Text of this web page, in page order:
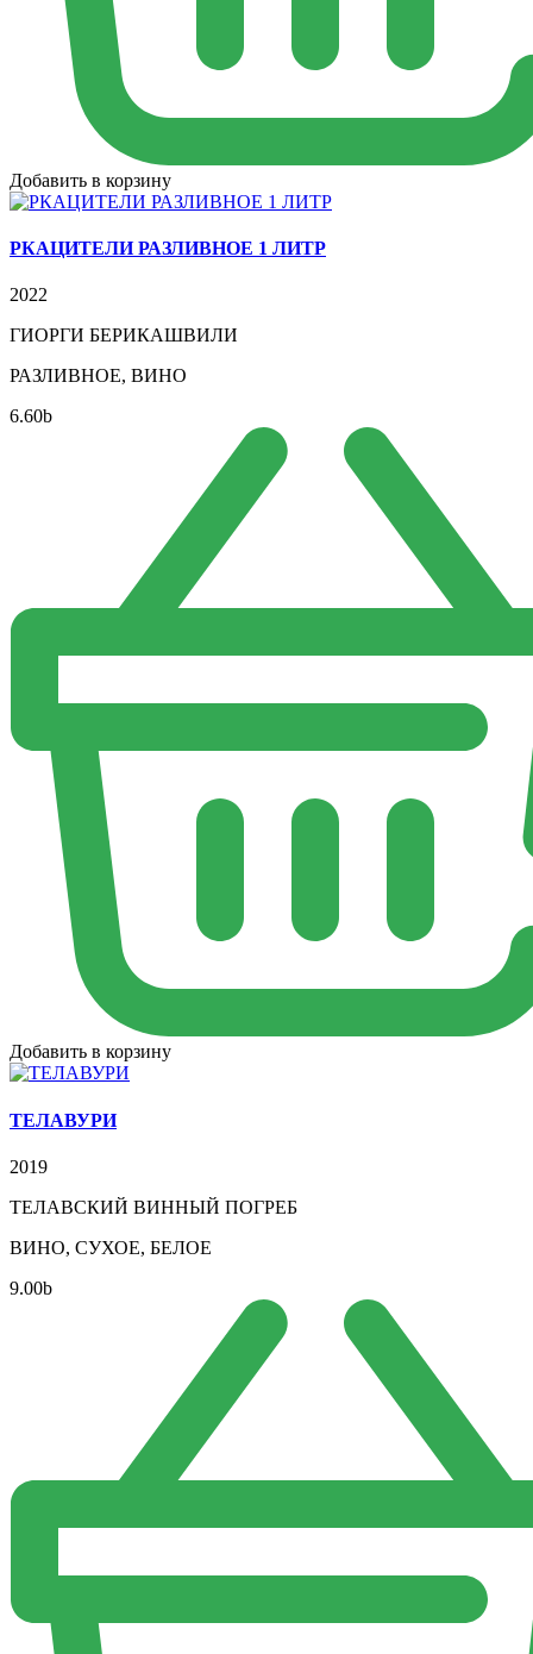
Добавить в корзину
РКАЦИТЕЛИ РАЗЛИВНОЕ 1 ЛИТР
2022
ГИОРГИ БЕРИКАШВИЛИ
РАЗЛИВНОЕ, ВИНО
6.60b
Добавить в корзину
ТЕЛАВУРИ
2019
ТЕЛАВСКИЙ ВИННЫЙ ПОГРЕБ
ВИНО, СУХОЕ, БЕЛОЕ
9.00b